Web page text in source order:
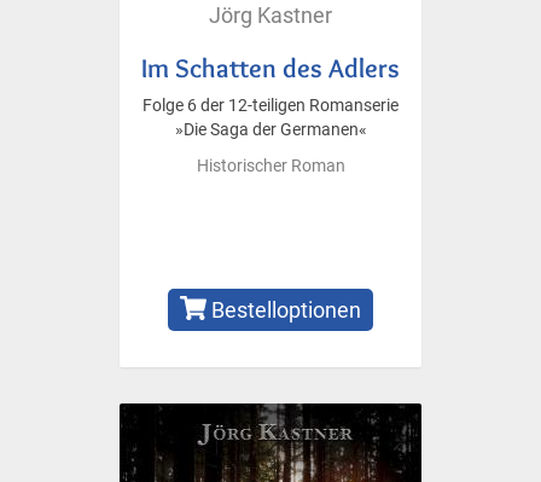
Jörg Kastner
Im Schatten des Adlers
Folge 6 der 12-teiligen Romanserie
»Die Saga der Germanen«
Historischer Roman
Bestelloptionen